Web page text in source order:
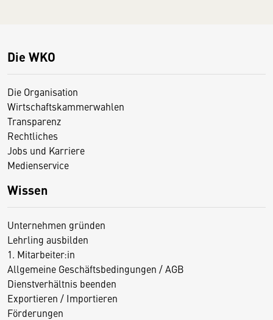
Die WKO
Die Organisation
Wirtschaftskammerwahlen
Transparenz
Rechtliches
Jobs und Karriere
Medienservice
Wissen
Unternehmen gründen
Lehrling ausbilden
1. Mitarbeiter:in
Allgemeine Geschäftsbedingungen / AGB
Dienstverhältnis beenden
Exportieren / Importieren
Förderungen